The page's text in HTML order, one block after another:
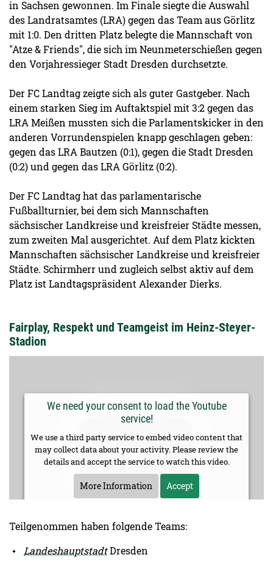
in Sachsen gewonnen. Im Finale siegte die Auswahl
des Landratsamtes (LRA) gegen das Team aus Görlitz
mit 1:0. Den dritten Platz belegte die Mannschaft von
"Atze & Friends", die sich im Neunmeterschießen gegen
den Vorjahressieger Stadt Dresden durchsetzte.
Der FC Landtag zeigte sich als guter Gastgeber. Nach
einem starken Sieg im Auftaktspiel mit 3:2 gegen das
LRA Meißen mussten sich die Parlamentskicker in den
anderen Vorrundenspielen knapp geschlagen geben:
gegen das LRA Bautzen (0:1), gegen die Stadt Dresden
(0:2) und gegen das LRA Görlitz (0:2).
Der FC Landtag hat das parlamentarische
Fußballturnier, bei dem sich Mannschaften
sächsischer Landkreise und kreisfreier Städte messen,
zum zweiten Mal ausgerichtet. Auf dem Platz kickten
Mannschaften sächsischer Landkreise und kreisfreier
Städte. Schirmherr und zugleich selbst aktiv auf dem
Platz ist Landtagspräsident Alexander Dierks.
Fairplay, Respekt und Teamgeist im Heinz-Steyer-
Stadion
We need your consent to load the Youtube
service!
We use a third party service to embed video content that
may collect data about your activity. Please review the
details and accept the service to watch this video.
More Information Accept
Teilgenommen haben folgende Teams:
LandeshauptstadtDresden